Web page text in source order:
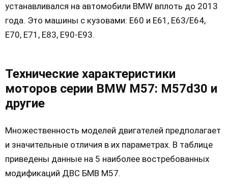
устанавливался на автомобили BMW вплоть до 2013
года. Это машины с кузовами: Е60 и Е61, Е63/Е64,
Е70, Е71, Е83, Е90-Е93.
Технические характеристики
моторов серии BMW M57: M57d30 и
другие
Множественность моделей двигателей предполагает
и значительные отличия в их параметрах. В таблице
приведены данные на 5 наиболее востребованных
модификаций ДВС БМВ М57.